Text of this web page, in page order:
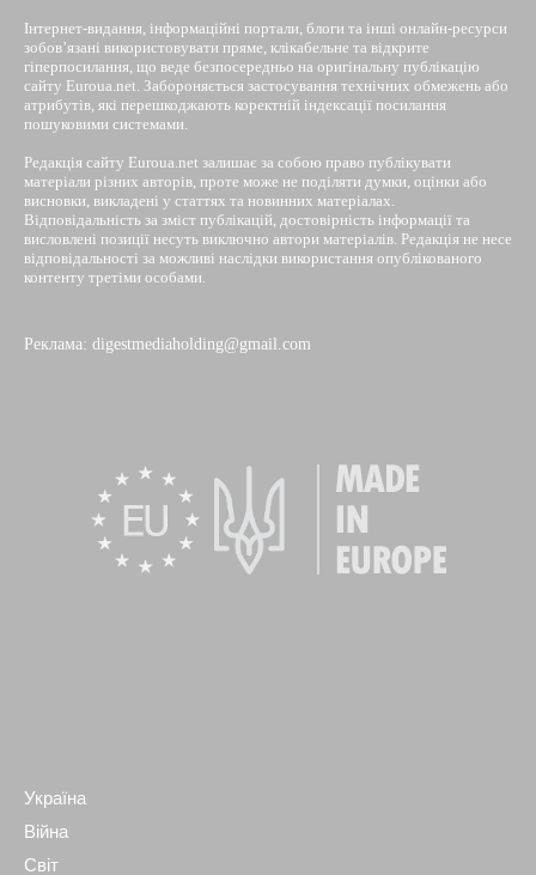
Інтернет-видання, інформаційні портали, блоги та інші онлайн-ресурси
зобов’язані використовувати пряме, клікабельне та відкрите
гіперпосилання, що веде безпосередньо на оригінальну публікацію
сайту Euroua.net. Забороняється застосування технічних обмежень або
атрибутів, які перешкоджають коректній індексації посилання
пошуковими системами.
Редакція сайту Euroua.net залишає за собою право публікувати
матеріали різних авторів, проте може не поділяти думки, оцінки або
висновки, викладені у статтях та новинних матеріалах.
Відповідальність за зміст публікацій, достовірність інформації та
висловлені позиції несуть виключно автори матеріалів. Редакція не несе
відповідальності за можливі наслідки використання опублікованого
контенту третіми особами.
Реклама: digestmediaholding@gmail.com
Україна
Війна
Світ